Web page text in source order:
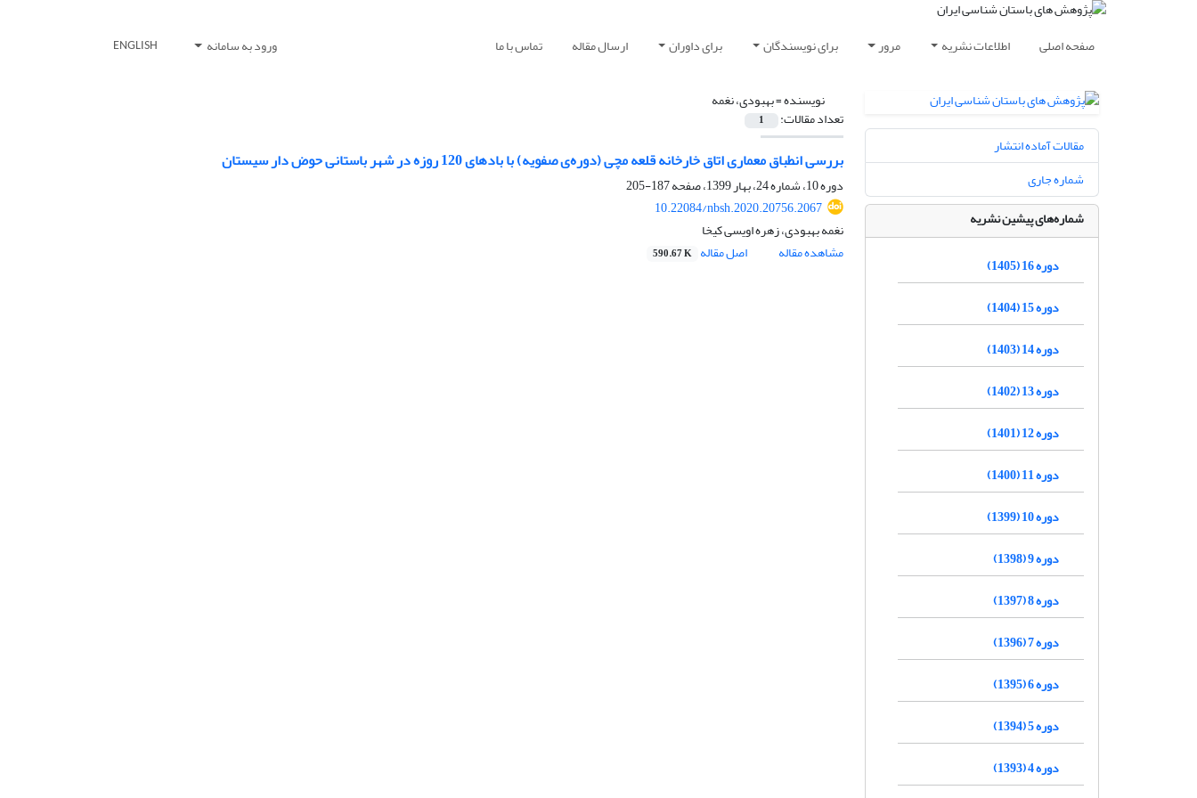
صفحه اصلی اطلاعات نشریه مرور برای نویسندگان برای داوران ارسال مقاله تماس با ما ورود به سامانه ENGLISH
نویسنده =بهبودی، نغمه
تعداد مقالات: 1
بررسی انطباق معماری اتاق خارخانه قلعه مچی (دوره‌ی صفویه) با بادهای 120 روزه در شهر باستانی حوض دار سیستان
دوره 10، شماره 24، بهار 1399، صفحه
187-205
10.22084/nbsh.2020.20756.2067
نغمه بهبودی، زهره اویسی کیخا
مشاهده مقاله
اصل مقاله 590.67 K
مقالات آماده انتشار
شماره جاری
شماره‌های پیشین نشریه
دوره 16 (1405)
دوره 15 (1404)
دوره 14 (1403)
دوره 13 (1402)
دوره 12 (1401)
دوره 11 (1400)
دوره 10 (1399)
دوره 9 (1398)
دوره 8 (1397)
دوره 7 (1396)
دوره 6 (1395)
دوره 5 (1394)
دوره 4 (1393)